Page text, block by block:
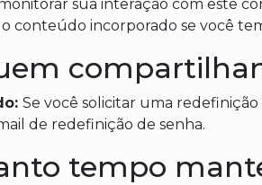
sua interação com este
conteúdo incorporado se você
Se você solicitar uma
de redefinição de senha.
tempo